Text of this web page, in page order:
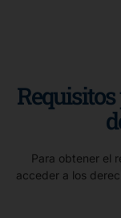
Para obtener el
acceder a los